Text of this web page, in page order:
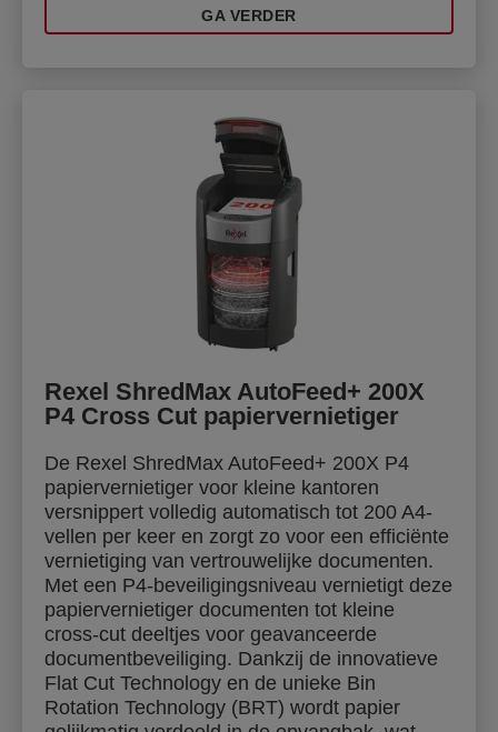
GA VERDER
Rexel ShredMax AutoFeed+ 200X
P4 Cross Cut papiervernietiger
De Rexel ShredMax AutoFeed+ 200X P4
papiervernietiger voor kleine kantoren
versnippert volledig automatisch tot 200 A4-
vellen per keer en zorgt zo voor een efficiënte
vernietiging van vertrouwelijke documenten.
Met een P4-beveiligingsniveau vernietigt deze
papiervernietiger documenten tot kleine
cross-cut deeltjes voor geavanceerde
documentbeveiliging. Dankzij de innovatieve
Flat Cut Technology en de unieke Bin
Rotation Technology (BRT) wordt papier